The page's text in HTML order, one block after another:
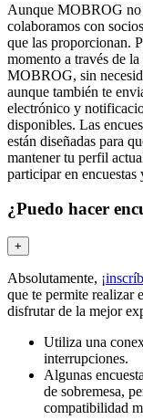
Aunque MOBROG no
colaboramos con
que las proporcionan.
momento a través de
MOBROG, sin
aunque también te
electrónico y
disponibles. Las
están diseñadas para
mantener tu perfil
participar en
¿Puedo hacer
+
Absolutamente,
que te permite realizar
disfrutar de la mejor
Utiliza una
interrupciones.
Algunas
de sobremesa,
compatibilidad